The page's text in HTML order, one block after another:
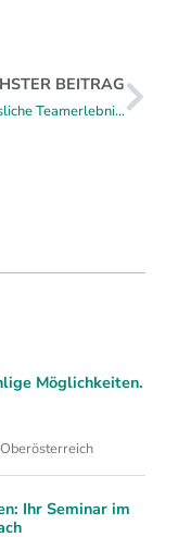
BEITRAG
Unvergessliche Teamerlebnisse am Horner Stadtsee
Möglichkeiten.
Oberösterreich
Ihr Seminar im